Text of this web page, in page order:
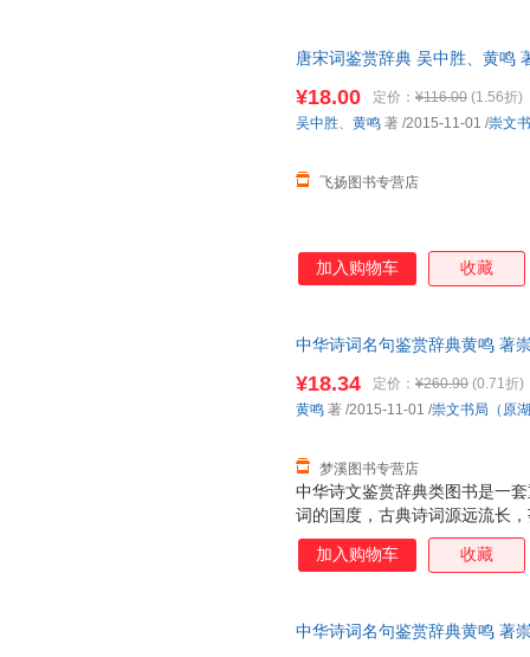
小，选目更精，辞赏文字更注
生及层次稍低的一般读者。
唐宋词鉴赏辞典 吴中胜、黄鸣
¥18.00 定价： ¥116.00 (1.56折)
飞扬图书专营店
吴中胜、 黄鸣 著 /2015-11-01 /崇文
加入购物车 收藏
中华诗词名句鉴赏辞典黄鸣 著
中华诗文鉴赏辞典类图书是一
词的国度，古典诗词源远流长
《诗经》算起的三千多年诗史
艳，散发出永恒的艺术魅力。
小，选目更精，辞赏文字更注
¥18.34 定价： ¥260.90 (0.71折)
梦溪图书专营店
黄鸣 著 /2015-11-01 /崇文书局（原
加入购物车 收藏
中华诗词名句鉴赏辞典黄鸣 著